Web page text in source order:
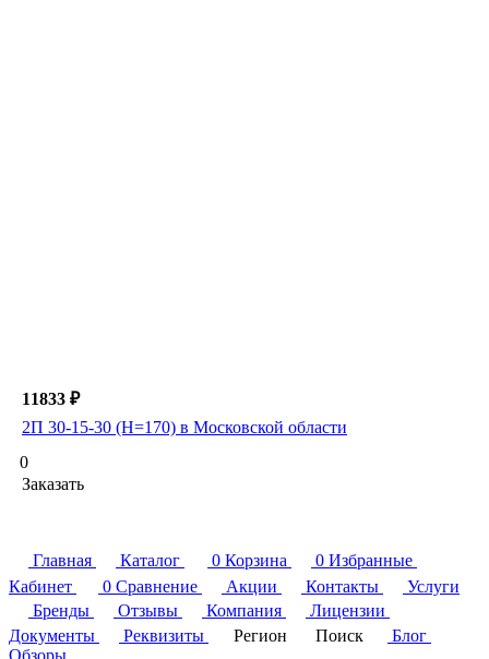
11833 ₽
2П 30-15-30 (H=170) в Московской области
0
Заказать
Главная Каталог 0 Корзина 0 Избранные
Кабинет
0 Сравнение Акции Контакты
Услуги
Бренды
Отзывы Компания
Лицензии
Документы
Реквизиты Регион Поиск
Блог
Обзоры